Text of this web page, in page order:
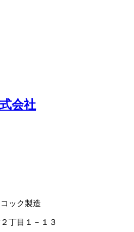
会社
ック製造
丁目１－１３